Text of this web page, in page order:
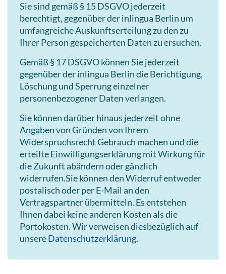
Sie sind gemäß § 15 DSGVO jederzeit
berechtigt, gegenüber der inlingua Berlin um
umfangreiche Auskunftserteilung zu den zu
Ihrer Person gespeicherten Daten zu ersuchen.
Gemäß § 17 DSGVO können Sie jederzeit
gegenüber der inlingua Berlin die Berichtigung,
Löschung und Sperrung einzelner
personenbezogener Daten verlangen.
Sie können darüber hinaus jederzeit ohne
Angaben von Gründen von Ihrem
Widerspruchsrecht Gebrauch machen und die
erteilte Einwilligungserklärung mit Wirkung für
die Zukunft abändern oder gänzlich
widerrufen.Sie können den Widerruf entweder
postalisch oder per E-Mail an den
Vertragspartner übermitteln. Es entstehen
Ihnen dabei keine anderen Kosten als die
Portokosten. Wir verweisen diesbezüglich auf
unsereDatenschutzerklärung.